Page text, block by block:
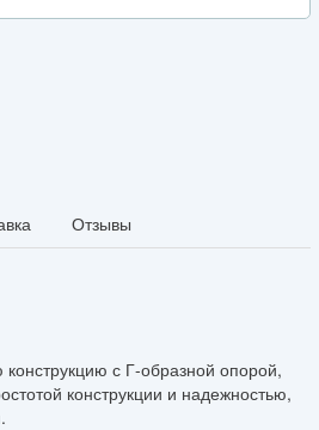
Отзывы
с Г-образной опорой,
конструкции и надежностью,